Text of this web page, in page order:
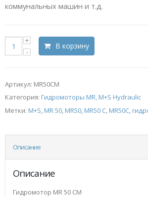
коммунальных машин и т.д.
В корзину
Артикул: MR50CM
Категория: Гидромоторы MR, M+S Hydraulic
Метки: M+S,MR 50,MR50,MR50 C,MR50C,
Описание
Описание
Гидромотор MR 50 CM